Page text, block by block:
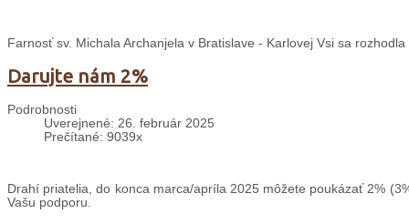
Farnosť sv. Michala Archanjela v Bratislave - Karlovej Vsi sa
Darujte nám 2%
Podrobnosti
Uverejnené: 26. február 2025
Prečítané: 9039x
Drahí priatelia, do konca marca/apríla 2025 môžete poukázať 2%
Vašu podporu.